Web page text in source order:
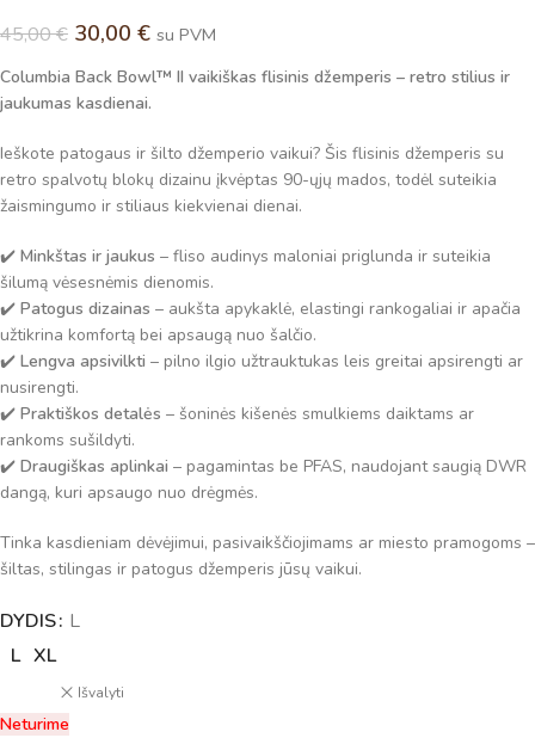
45,00€ 30,00 € su PVM
Columbia Back Bowl™ II vaikiškas flisinis džemperis – retro stilius ir
jaukumas kasdienai.
Ieškote patogaus ir šilto džemperio vaikui? Šis flisinis džemperis su
retro spalvotų blokų dizainu įkvėptas 90-ųjų mados, todėl suteikia
žaismingumo ir stiliaus kiekvienai dienai.
✔️ Minkštas ir jaukus – fliso audinys maloniai priglunda ir suteikia
šilumą vėsesnėmis dienomis.
✔️ Patogus dizainas – aukšta apykaklė, elastingi rankogaliai ir apačia
užtikrina komfortą bei apsaugą nuo šalčio.
✔️ Lengva apsivilkti – pilno ilgio užtrauktukas leis greitai apsirengti ar
nusirengti.
✔️ Praktiškos detalės – šoninės kišenės smulkiems daiktams ar
rankoms sušildyti.
✔️ Draugiškas aplinkai – pagamintas be PFAS, naudojant saugią DWR
dangą, kuri apsaugo nuo drėgmės.
Tinka kasdieniam dėvėjimui, pasivaikščiojimams ar miesto pramogoms –
šiltas, stilingas ir patogus džemperis jūsų vaikui.
DYDIS L
L XL
Išvalyti
Neturime
Alternative: